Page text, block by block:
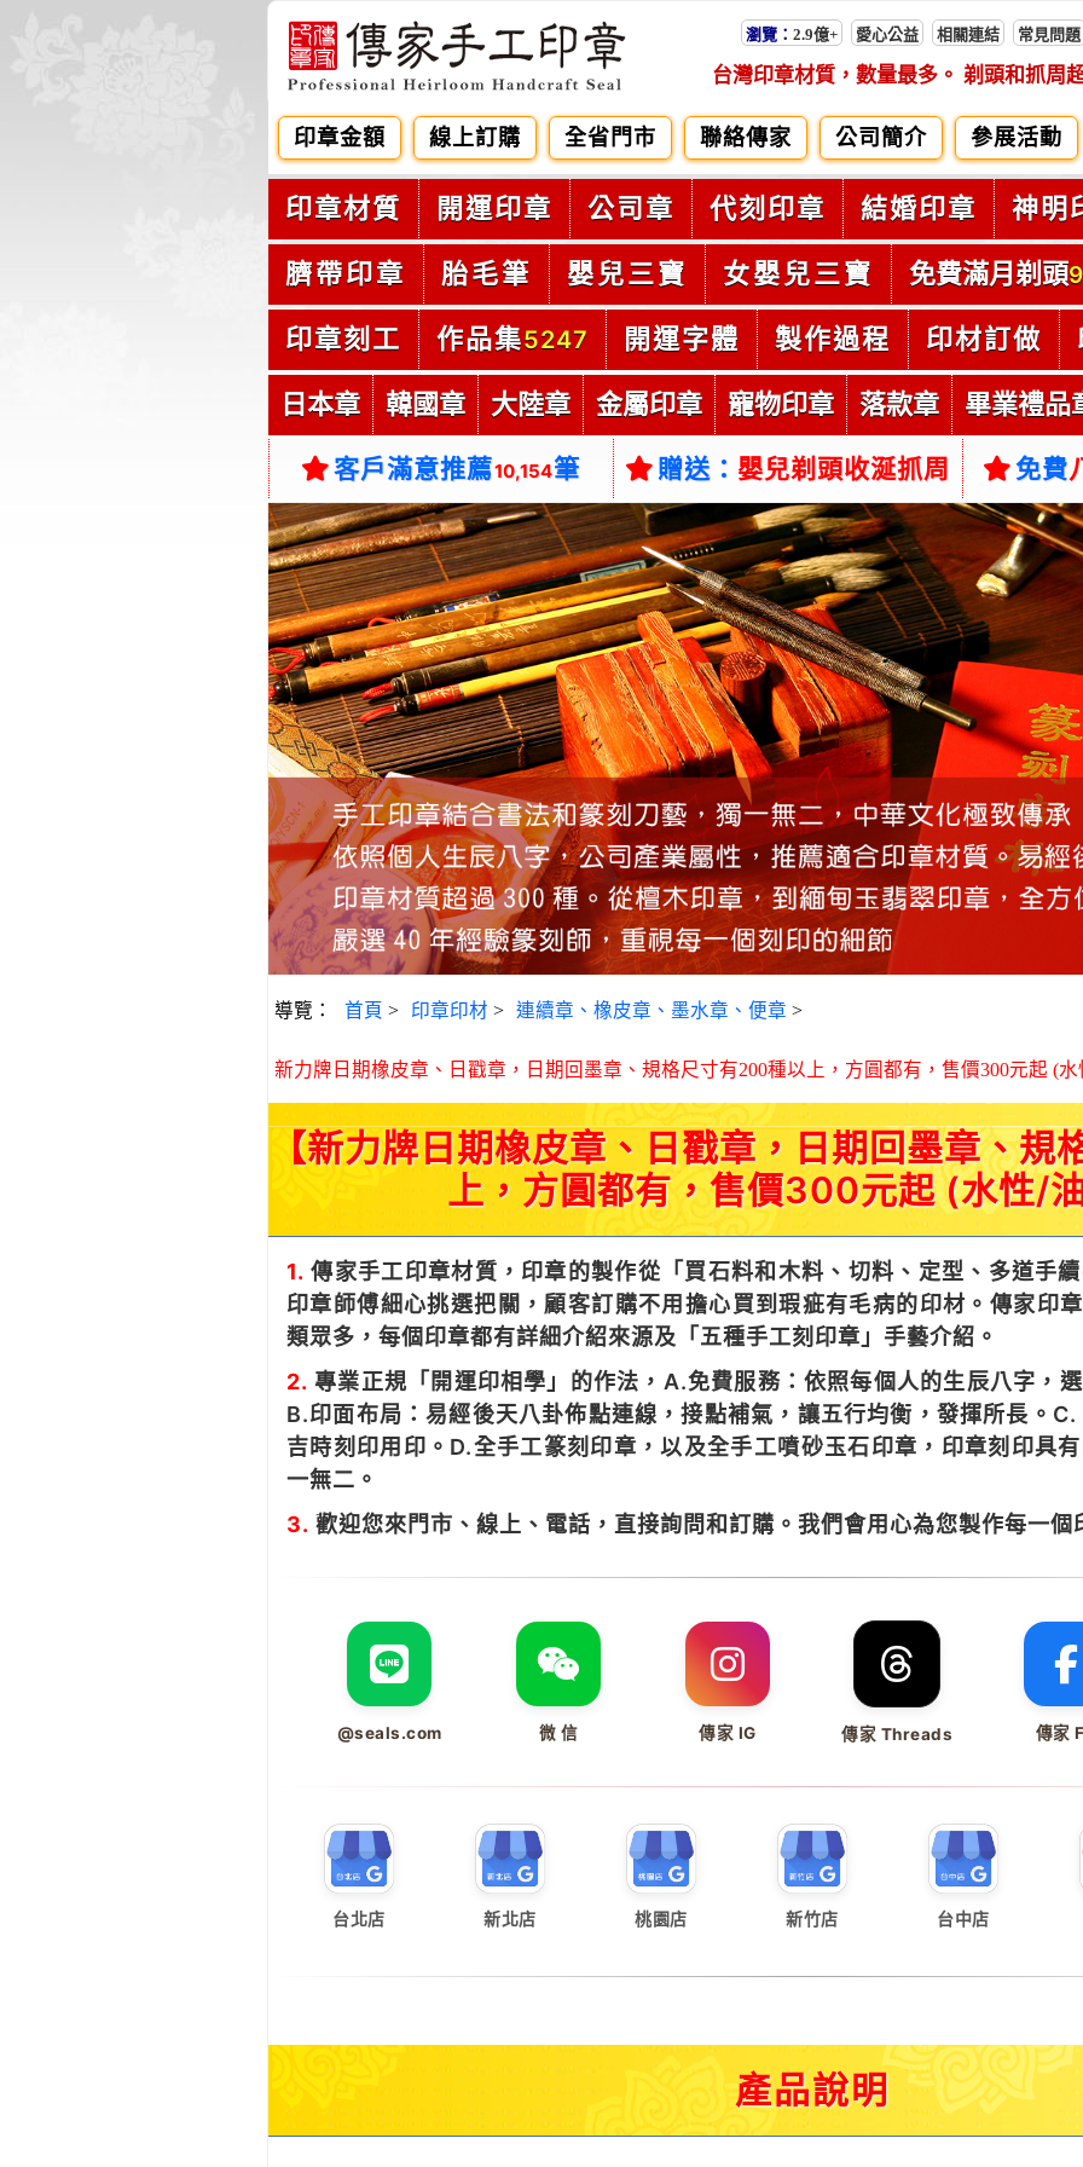
瀏覽： 2.9億+ 愛心公益 相關連結 常見問題
台灣印章材質，數量最多。 剃頭和抓周
印章金額 線上訂購 全省門市 聯絡傳家 公司簡介 參展活動
印章材質 開運印章 公司章 代刻印章 結婚印章 神明
臍帶印章 胎毛筆 嬰兒三寶 女嬰兒三寶 免費滿月剃頭
印章刻工 作品集5247 開運字體 製作過程 印材訂做
日本章 韓國章 大陸章 金屬印章 寵物印章 落款章 畢業禮品
客戶滿意推薦10,154筆 贈送： 嬰兒剃頭收涎抓周 免費
導覽： 首頁 > 印章印材 > 連續章、橡皮章、墨水章、便章 >
新力牌日期橡皮章、日戳章，日期回墨章、規格尺寸有200種以上，方圓都有，售價300元起 (水
【新力牌日期橡皮章、日戳章，日期回墨章、
上，方圓都有，售價300元起 (水性/
1. 傳家手工印章材質，印章的製作從「買石料和木料、切料、定型、多道手
印章師傅細心挑選把關，顧客訂購不用擔心買到瑕疵有毛病的印材。傳家印
類眾多，每個印章都有詳細介紹來源及「五種手工刻印章」手藝介紹。
2. 專業正規「開運印相學」的作法，A.免費服務：依照每個人的生辰八字，
B.印面布局：易經後天八卦佈點連線，接點補氣，讓五行均衡，發揮所長。
吉時刻印用印。D.全手工篆刻印章，以及全手工噴砂玉石印章，印章刻印具
一無二。
3. 歡迎您來門市、線上、電話，直接詢問和訂購。我們會用心為您製作每一個
@seals.com 微 信 傳家 IG 傳家 Threads 傳家
台北店 新北店 桃園店 新竹店 台中店
產品說明